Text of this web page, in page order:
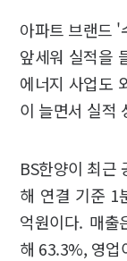
아파트 브랜드 '
앞세워 실적을
에너지 사업도
이 늘면서 실적
BS한양이 최근
해 연결 기준 1
억원이다. 매출
해 63.3%, 영업